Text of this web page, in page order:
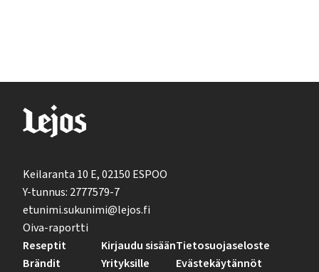
Keilaranta 10 E, 02150 ESPOO
Y-tunnus: 2777579-7
etunimi.sukunimi@lejos.fi
Oiva-raportti
Reseptit
Brändit
Kirjaudu sisään
Yrityksille
Tietosuojaseloste
Evästekäytännöt